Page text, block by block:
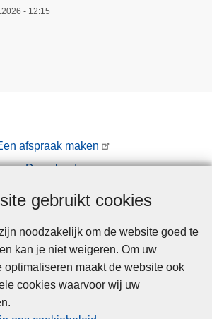
gebruikt cookies
noodzakelijk om de website goed te
kan je niet weigeren. Om uw
optimaliseren maakt de website ook
cookies waarvoor wij uw
- 12:15
afspraak maken
Downloads